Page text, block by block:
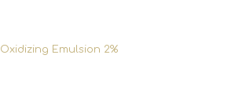
Oxidizing Emulsion 2%